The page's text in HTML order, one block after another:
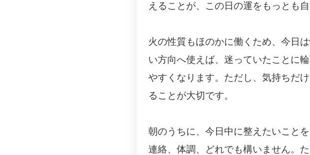
えることが、この日の運をもっとも自
火の性質もほのかに働くため、今日
い方向へ使えば、迷っていたことに
やすくなります。ただし、気持ちだ
ることが大切です。
朝のうちに、今日中に整えたいこと
連絡、体調、どれでも構いません。